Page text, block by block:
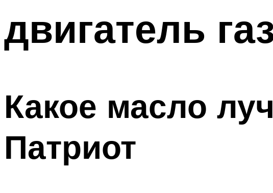
двигатель
Какое масло
Патриот